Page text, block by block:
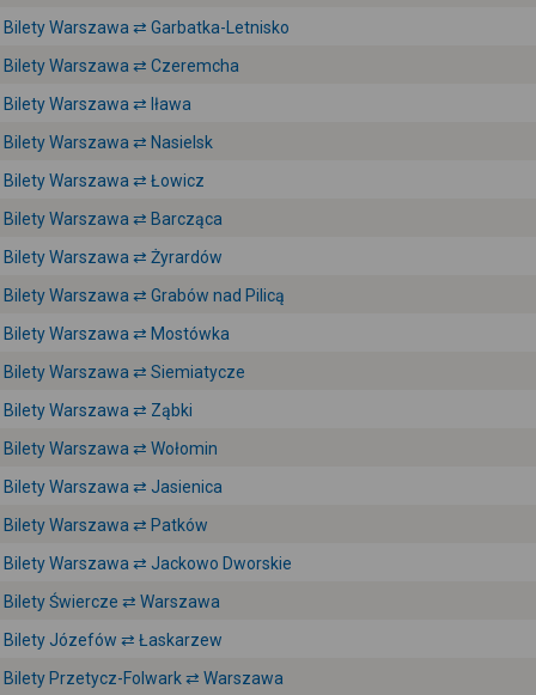
Bilety Warszawa ⇄ Garbatka-Letnisko
Bilety Warszawa ⇄ Czeremcha
Bilety Warszawa ⇄ Iława
Bilety Warszawa ⇄ Nasielsk
Bilety Warszawa ⇄ Łowicz
Bilety Warszawa ⇄ Barcząca
Bilety Warszawa ⇄ Żyrardów
Bilety Warszawa ⇄ Grabów nad Pilicą
Bilety Warszawa ⇄ Mostówka
Bilety Warszawa ⇄ Siemiatycze
Bilety Warszawa ⇄ Ząbki
Bilety Warszawa ⇄ Wołomin
Bilety Warszawa ⇄ Jasienica
Bilety Warszawa ⇄ Patków
Bilety Warszawa ⇄ Jackowo Dworskie
Bilety Świercze ⇄ Warszawa
Bilety Józefów ⇄ Łaskarzew
Bilety Przetycz-Folwark ⇄ Warszawa